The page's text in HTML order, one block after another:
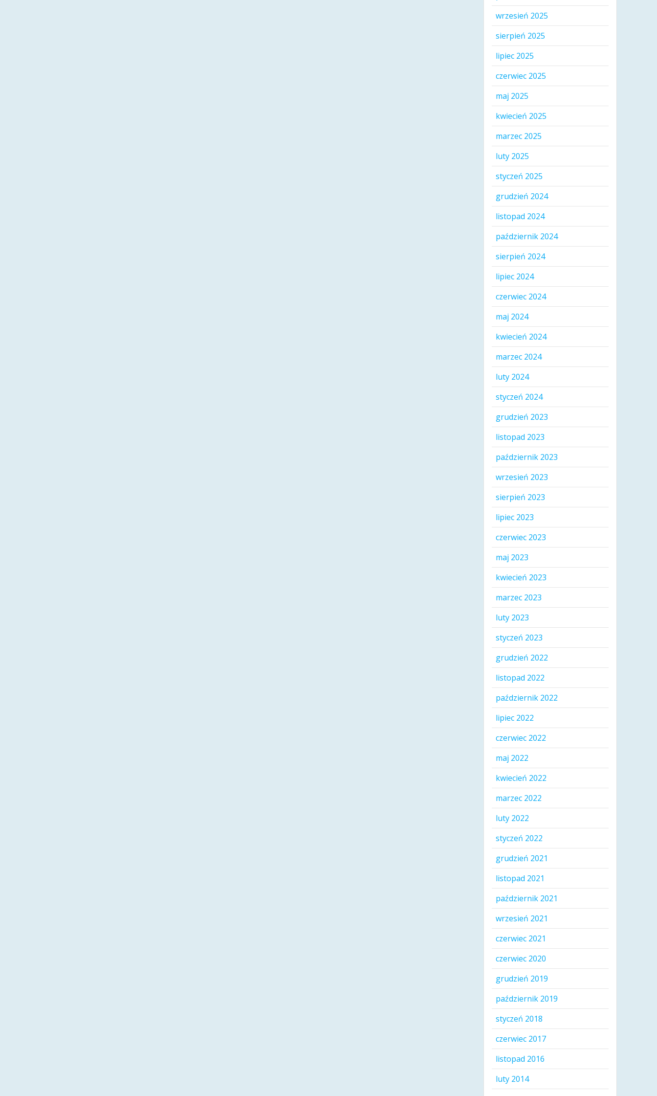
wrzesień 2025
sierpień 2025
lipiec 2025
czerwiec 2025
maj 2025
kwiecień 2025
marzec 2025
luty 2025
styczeń 2025
grudzień 2024
listopad 2024
październik 2024
sierpień 2024
lipiec 2024
czerwiec 2024
maj 2024
kwiecień 2024
marzec 2024
luty 2024
styczeń 2024
grudzień 2023
listopad 2023
październik 2023
wrzesień 2023
sierpień 2023
lipiec 2023
czerwiec 2023
maj 2023
kwiecień 2023
marzec 2023
luty 2023
styczeń 2023
grudzień 2022
listopad 2022
październik 2022
lipiec 2022
czerwiec 2022
maj 2022
kwiecień 2022
marzec 2022
luty 2022
styczeń 2022
grudzień 2021
listopad 2021
październik 2021
wrzesień 2021
czerwiec 2021
czerwiec 2020
grudzień 2019
październik 2019
styczeń 2018
czerwiec 2017
listopad 2016
luty 2014